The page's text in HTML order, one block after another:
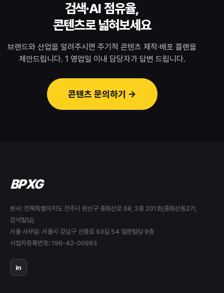
검색·AI 점유율,
콘텐츠로 넓혀보세요
브랜드와 산업을 알려주시면 주기적 콘텐츠 제작·배포 플랜을
제안드립니다. 1 영업일 이내 담당자가 답변 드립니다.
콘텐츠 문의하기 →
BPXG
본사: 전북특별자치도 전주시 완산구 중화산로 68, 2층 201호(중화산동2가,
강석빌딩)
서울 사무실: 서울시 강남구 선릉로 93길 54 일환빌딩 9층
사업자등록번호: 199-42-00993
in